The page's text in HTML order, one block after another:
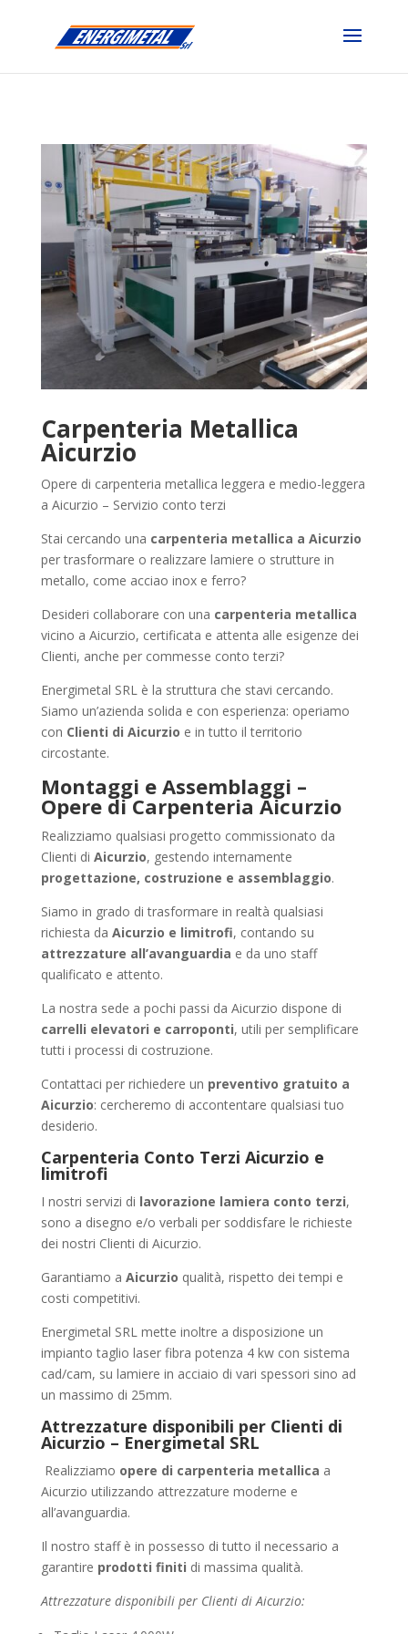
Carpenteria Metallica
Aicurzio
Opere di carpenteria metallica leggera e medio-leggera
a Aicurzio – Servizio conto terzi
Stai cercando una carpenteria metallica a Aicurzio
per trasformare o realizzare lamiere o strutture in
metallo, come acciao inox e ferro?
Desideri collaborare con una carpenteria metallica
vicino a Aicurzio, certificata e attenta alle esigenze dei
Clienti, anche per commesse conto terzi?
Energimetal SRL è la struttura che stavi cercando.
Siamo un’azienda solida e con esperienza: operiamo
con Clienti di Aicurzio e in tutto il territorio
circostante.
Montaggi e Assemblaggi –
Opere di Carpenteria Aicurzio
Realizziamo qualsiasi progetto commissionato da
Clienti di Aicurzio, gestendo internamente
progettazione, costruzione e assemblaggio.
Siamo in grado di trasformare in realtà qualsiasi
richiesta da Aicurzio e limitrofi, contando su
attrezzature all’avanguardia e da uno staff
qualificato e attento.
La nostra sede a pochi passi da Aicurzio dispone di
carrelli elevatori e carroponti, utili per semplificare
tutti i processi di costruzione.
Contattaci per richiedere un preventivo gratuito a
Aicurzio: cercheremo di accontentare qualsiasi tuo
desiderio.
Carpenteria Conto Terzi Aicurzio e
limitrofi
I nostri servizi di lavorazione lamiera conto terzi,
sono a disegno e/o verbali per soddisfare le richieste
dei nostri Clienti di Aicurzio.
Garantiamo a Aicurzio qualità, rispetto dei tempi e
costi competitivi.
Energimetal SRL mette inoltre a disposizione un
impianto taglio laser fibra potenza 4 kw con sistema
cad/cam, su lamiere in acciaio di vari spessori sino ad
un massimo di 25mm.
Attrezzature disponibili per Clienti di
Aicurzio – Energimetal SRL
Realizziamo opere di carpenteria metallica a
Aicurzio utilizzando attrezzature moderne e
all’avanguardia.
Il nostro staff è in possesso di tutto il necessario a
garantire prodotti finiti di massima qualità.
Attrezzature disponibili per Clienti di Aicurzio: